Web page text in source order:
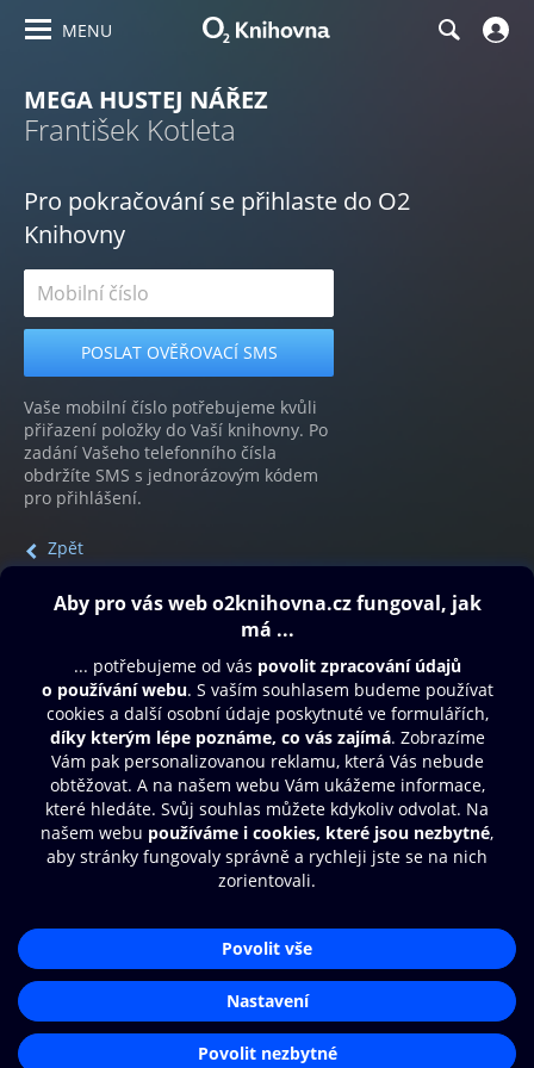
MENU
MEGA HUSTEJ NÁŘEZ
František Kotleta
Pro pokračování se přihlaste do O2
Knihovny
Vaše mobilní číslo potřebujeme kvůli
přiřazení položky do Vaší knihovny. Po
zadání Vašeho telefonního čísla
obdržíte SMS s jednorázovým kódem
pro přihlášení.
Zpět
Obsah ke stažení
Moje O2 Knihovna
Další zábava
© O2 Czech Republic a.s.
Přístupnost
Zásady zpracování osobních údajů
Nastavení cookies
Aplikace O2 Knihovna
Čti a poslouchej své e-knihy a
audioknihy rychleji a pohodlněji.